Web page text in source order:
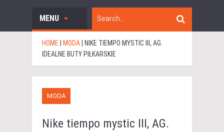
MENU
HOME MODA
NIKE TIEMPO MYSTIC III, AG.
IDEALNE BUTY PIŁKARSKIE
MODA
Nike tiempo mystic III, AG.